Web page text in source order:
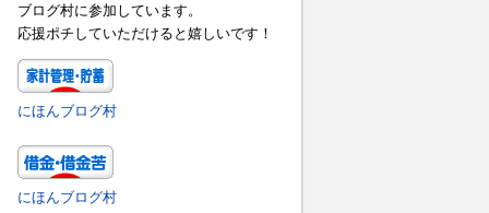
ブログ村に参加しています。
応援ポチしていただけると嬉しいです！
にほんブログ村
にほんブログ村